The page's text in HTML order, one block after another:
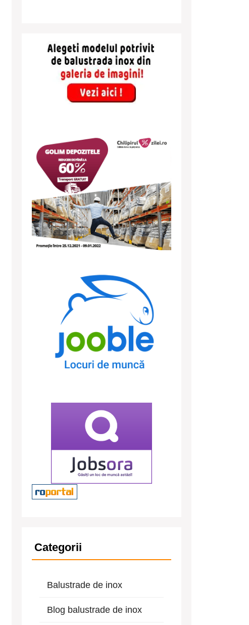
Categorii
Balustrade de inox
Blog balustrade de inox